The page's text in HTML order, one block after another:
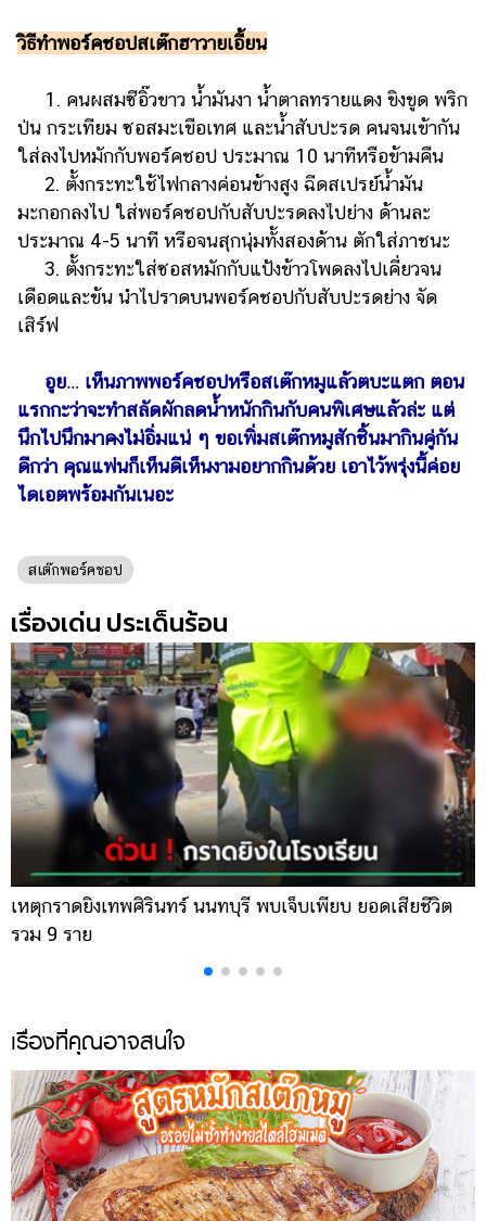
วิธีทำพอร์คชอปสเต๊กฮาวายเอี้ยน
1. คนผสมซีอิ๊วขาว น้ำมันงา น้ำตาลทรายแดง ขิงขูด พริก
ป่น กระเทียม ซอสมะเขือเทศ และน้ำสับปะรด คนจนเข้ากัน
ใส่ลงไปหมักกับพอร์คชอป ประมาณ 10 นาทีหรือข้ามคืน
2. ตั้งกระทะใช้ไฟกลางค่อนข้างสูง ฉีดสเปรย์น้ำมัน
มะกอกลงไป ใส่พอร์คชอปกับสับปะรดลงไปย่าง ด้านละ
ประมาณ 4-5 นาที หรือจนสุกนุ่มทั้งสองด้าน ตักใส่ภาชนะ
3. ตั้งกระทะใส่ซอสหมักกับแป้งข้าวโพดลงไปเคี่ยวจน
เดือดและข้น นำไปราดบนพอร์คชอปกับสับปะรดย่าง จัด
เสิร์ฟ
อูย… เห็นภาพพอร์คชอปหรือสเต๊กหมูแล้วตบะแตก ตอน
แรกกะว่าจะทำสลัดผักลดน้ำหนักกินกับคนพิเศษแล้วล่ะ แต่
นึกไปนึกมาคงไม่อิ่มแน่ ๆ ขอเพิ่มสเต๊กหมูสักชิ้นมากินคู่กัน
ดีกว่า คุณแฟนก็เห็นดีเห็นงามอยากกินด้วย เอาไว้พรุ่งนี้ค่อย
ไดเอตพร้อมกันเนอะ
สเต๊กพอร์คชอป
เรื่องเด่น ประเด็นร้อน
เหตุกราดยิงเทพศิรินทร์ นนทบุรี พบเจ็บเพียบ ยอดเสียชีวิต
รวม 9 ราย
เรื่องที่คุณอาจสนใจ